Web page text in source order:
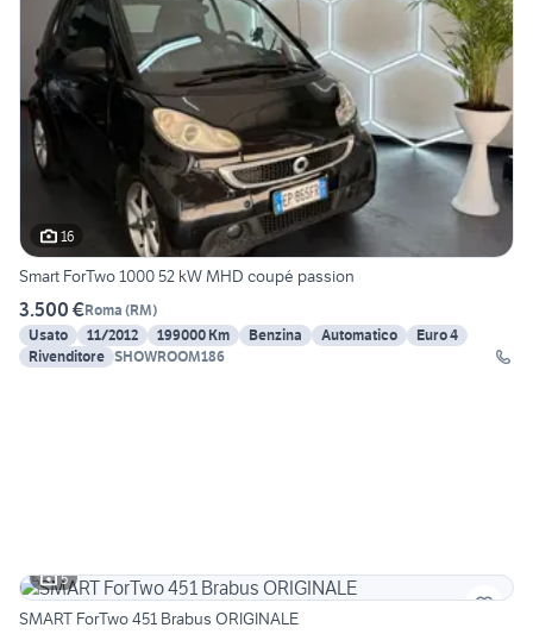
16
Smart ForTwo 1000 52 kW MHD coupé passion
3.500 €Roma (RM)
Usato
11/2012 199000 Km Benzina Automatico
Euro 4
Rivenditore SHOWROOM186
5
SMART ForTwo 451 Brabus ORIGINALE